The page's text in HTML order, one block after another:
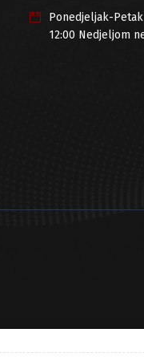
Ponedjeljak-
12:00 Nedjeljom